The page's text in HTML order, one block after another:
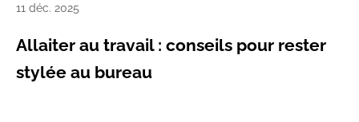
11 déc. 2025
Allaiter au travail : conseils pour rester
stylée au bureau